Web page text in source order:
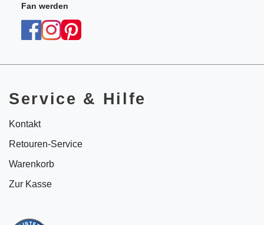
Fan werden
Service & Hilfe
Kontakt
Retouren-Service
Warenkorb
Zur Kasse